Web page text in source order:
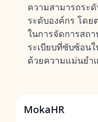
ความสามารถระ
ระดับองค์กร โดย
ในการจัดการสถ
ระเบียบที่ซับซ้อน
ด้วยความแม่นยำ
MokaHR